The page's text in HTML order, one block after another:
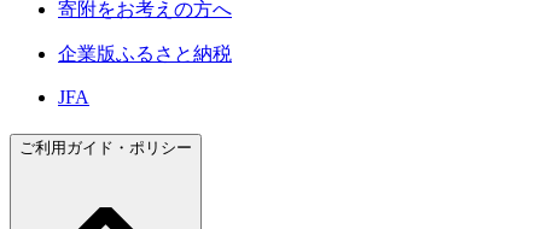
寄附をお考えの方へ
企業版ふるさと納税
JFA
ご利用ガイド・ポリシー